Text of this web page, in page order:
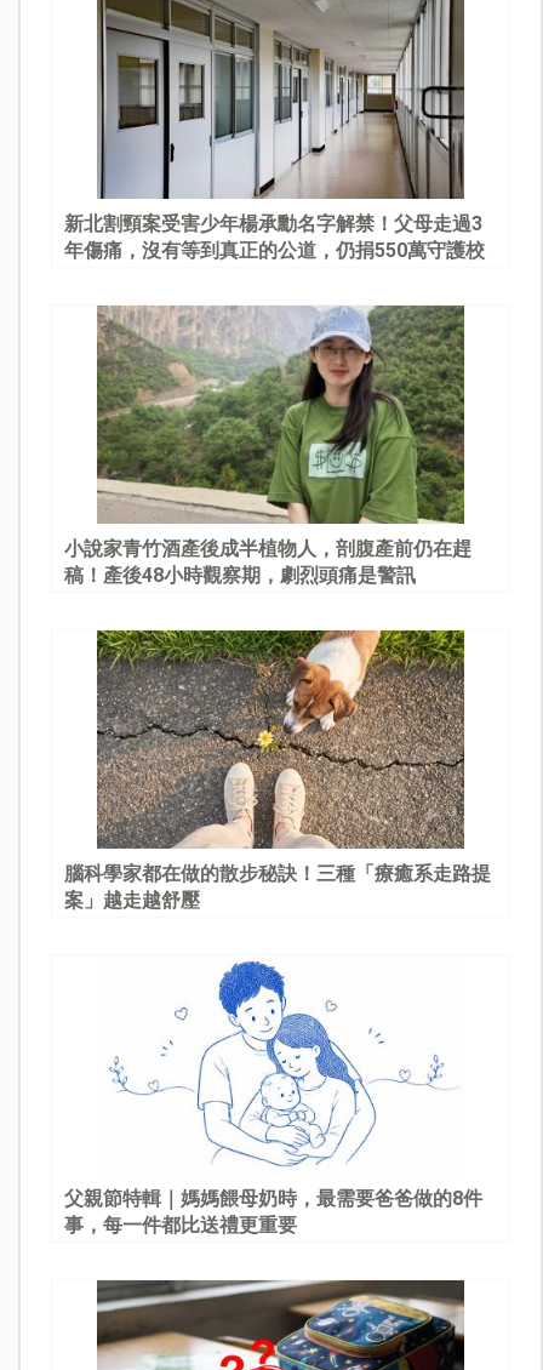
新北割頸案受害少年楊承勳名字解禁！父母走過3
年傷痛，沒有等到真正的公道，仍捐550萬守護校
小說家青竹酒產後成半植物人，剖腹產前仍在趕
稿！產後48小時觀察期，劇烈頭痛是警訊
腦科學家都在做的散步秘訣！三種「療癒系走路提
案」越走越舒壓
父親節特輯｜媽媽餵母奶時，最需要爸爸做的8件
事，每一件都比送禮更重要